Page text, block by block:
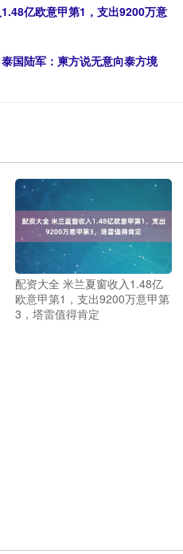
亿欧意甲第1，支出9200万意
国陆军：柬方说无意向泰方境
配资大全 米兰夏窗收入1.48亿
欧意甲第1，支出9200万意甲第
3，塔雷值得肯定